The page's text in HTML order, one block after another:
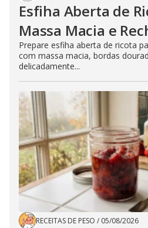
Esfiha Aberta de
Massa Macia e
Prepare esfiha aberta de ricota
com massa macia, bordas
delicadamente...
RECEITAS DE PESO / 05/08/2026